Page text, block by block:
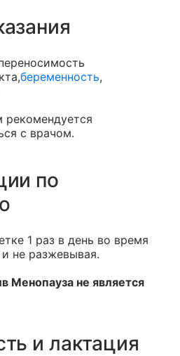
беременность,
с врачом.
по
1 раз в день во время
не разжевывая.
Менопауза не является
и лактация